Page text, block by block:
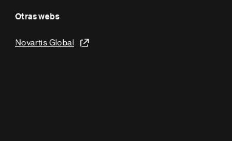
Otras webs
Novartis Global